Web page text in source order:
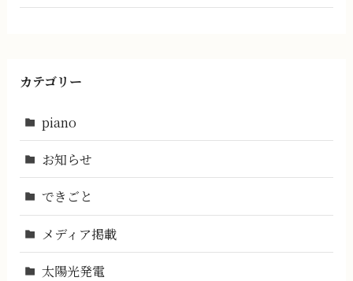
カテゴリー
piano
お知らせ
できごと
メディア掲載
太陽光発電